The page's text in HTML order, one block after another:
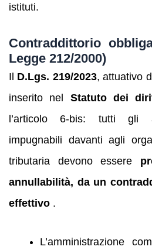
istituti.
Contraddittorio
Legge 212/2000)
Il D.Lgs. 219/2023, attuativo
inserito nel Statuto dei
l’articolo 6‑bis: tutti gli
impugnabili davanti agli
tributaria devono essere
annullabilità, da un
effettivo .
L’amministrazione